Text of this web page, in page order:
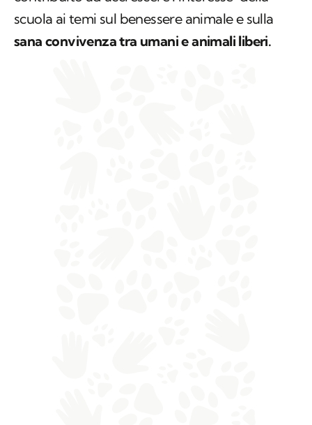
scuola ai temi sul benessere animale e sulla
sana convivenza tra umani e animali liberi.